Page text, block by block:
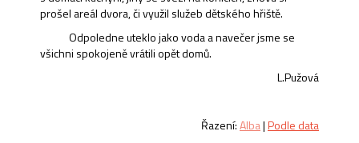
prošel areál dvora, či využil služeb dětského hřiště.
Odpoledne uteklo jako voda a navečer jsme se
všichni spokojeně vrátili opět domů.
L.Pužová
Řazení:Alba|Podle data